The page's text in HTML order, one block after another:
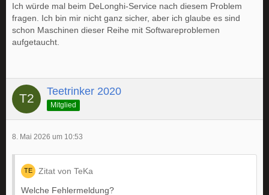
Ich würde mal beim DeLonghi-Service nach diesem Problem
fragen. Ich bin mir nicht ganz sicher, aber ich glaube es sind
schon Maschinen dieser Reihe mit Softwareproblemen
aufgetaucht.
Teetrinker 2020
Mitglied
8. Mai 2026 um 10:53
Zitat von TeKa
Welche Fehlermeldung?